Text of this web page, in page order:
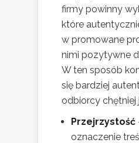
firmy powinny
które
w promowane
nimi pozytywne
W ten sposób
się bardziej
odbiorcy chętniej
Przejrzystość
oznaczenie